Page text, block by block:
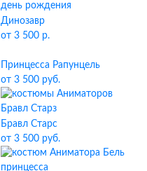
Динозавр
от 3 500 р.
Принцесса Рапунцель
от 3 500 руб.
Бравл Старс
от 3 500 руб.